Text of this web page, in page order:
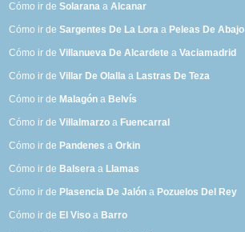
Cómo ir deSolarana aAlcanar
Cómo ir deSargentes De La Lora a Peleas De Abajo
Cómo ir deVillanueva De Alcardete aVaciamadrid
Cómo ir deVillar De Olalla a Lastras De Teza
Cómo ir de Malagón a Belvís
Cómo ir deVillalmarzo a Fuencarral
Cómo ir de Pandenes aOrkin
Cómo ir de Balsera a Llamas
Cómo ir de Plasencia De Jalón a Pozuelos Del Rey
Cómo ir de El Viso a Barro